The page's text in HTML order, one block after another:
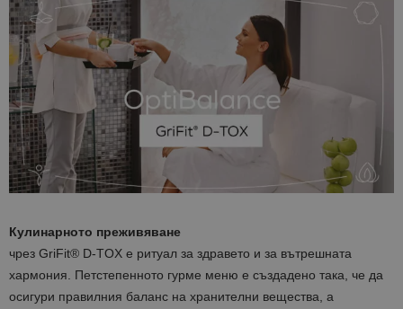
Кулинарното преживяване
чрез GriFit® D-TOX е ритуал за здравето и за вътрешната
хармония. Петстепенното гурме меню е създадено така, че да
осигури правилния баланс на хранителни вещества, а